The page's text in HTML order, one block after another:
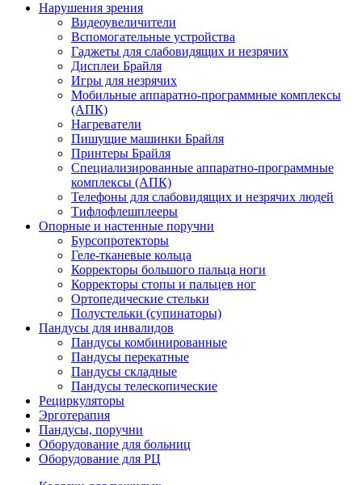
Нарушения зрения
Видеоувеличители
Вспомогательные устройства
Гаджеты для слабовидящих и незрячих
Дисплеи Брайля
Игры для незрячих
Мобильные аппаратно-программные комплексы
(АПК)
Нагреватели
Пишущие машинки Брайля
Принтеры Брайля
Специализированные аппаратно-программные
комплексы (АПК)
Телефоны для слабовидящих и незрячих людей
Тифлофлешплееры
Опорные и настенные поручни
Бурсопротекторы
Геле-тканевые кольца
Корректоры большого пальца ноги
Корректоры стопы и пальцев ног
Ортопедические стельки
Полустельки (супинаторы)
Пандусы для инвалидов
Пандусы комбинированные
Пандусы перекатные
Пандусы складные
Пандусы телескопические
Рециркуляторы
Эрготерапия
Пандусы, поручни
Оборудование для больниц
Оборудование для РЦ